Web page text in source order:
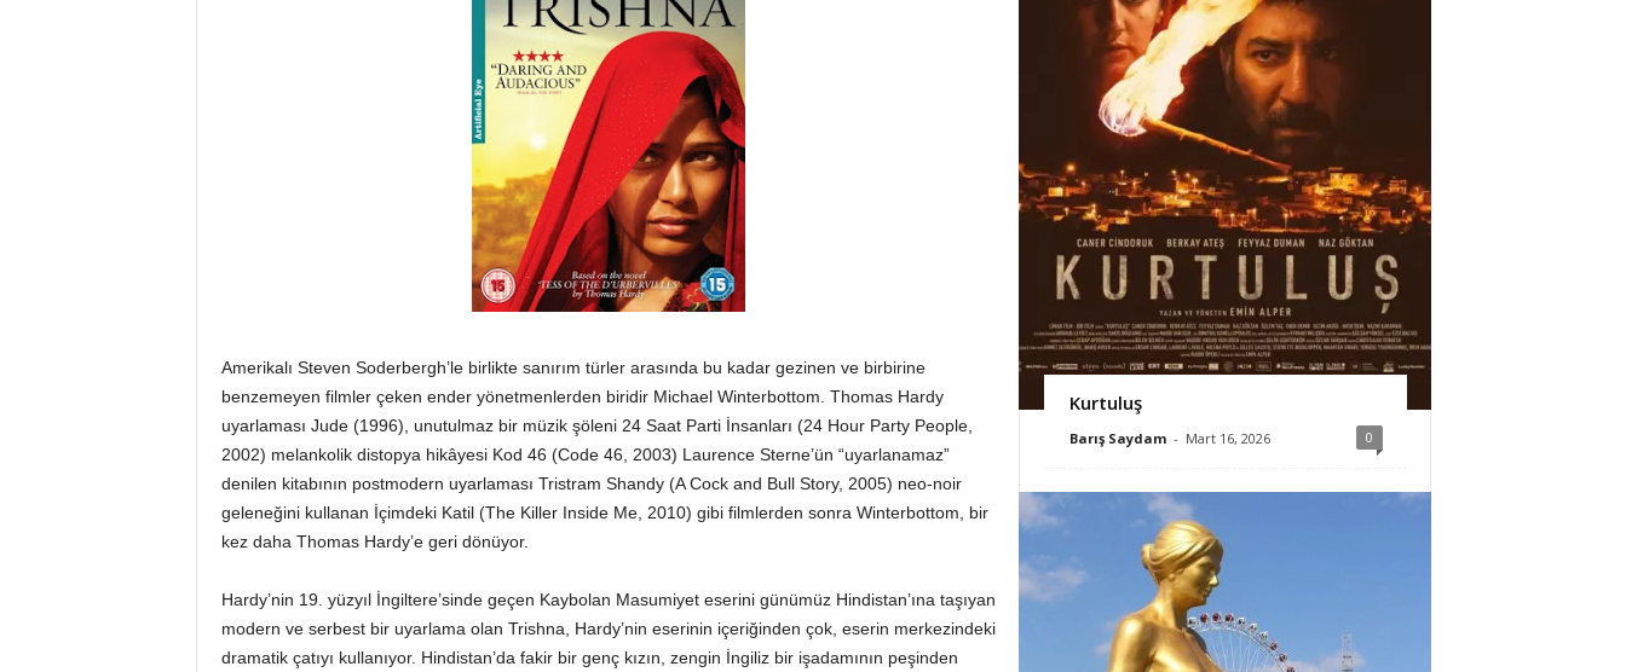
Amerikalı Steven Soderbergh’le birlikte sanırım türler arasında bu kadar gezinen ve birbirine
benzemeyen filmler çeken ender yönetmenlerden biridir Michael Winterbottom. Thomas Hardy
uyarlaması Jude (1996), unutulmaz bir müzik şöleni 24 Saat Parti İnsanları (24 Hour Party People,
2002) melankolik distopya hikâyesi Kod 46 (Code 46, 2003) Laurence Sterne’ün “uyarlanamaz”
denilen kitabının postmodern uyarlaması Tristram Shandy (A Cock and Bull Story, 2005) neo-noir
geleneğini kullanan İçimdeki Katil (The Killer Inside Me, 2010) gibi filmlerden sonra Winterbottom, bir
kez daha Thomas Hardy’e geri dönüyor.
Hardy’nin 19. yüzyıl İngiltere’sinde geçen Kaybolan Masumiyet eserini günümüz Hindistan’ına taşıyan
modern ve serbest bir uyarlama olan Trishna, Hardy’nin eserinin içeriğinden çok, eserin merkezindeki
dramatik çatıyı kullanıyor. Hindistan’da fakir bir genç kızın, zengin İngiliz bir işadamının peşinden
Kurtuluş
Barış Saydam - Mart 16, 2026 0